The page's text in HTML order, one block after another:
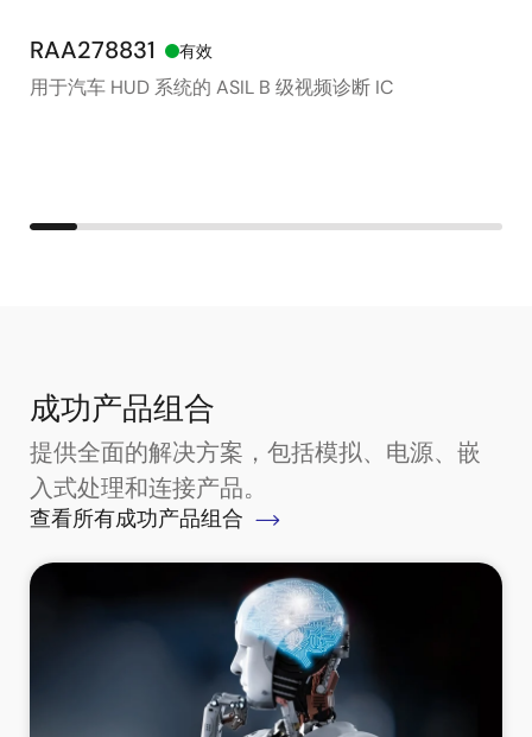
RAA278831 有效
用于汽车 HUD 系统的 ASIL B 级视频诊断 IC
成功产品组合
提供全面的解决方案，包括模拟、电源、嵌
入式处理和连接产品。
查看所有成功产品组合